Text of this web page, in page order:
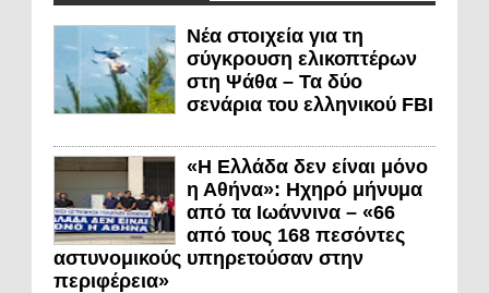
Νέα στοιχεία για τη
σύγκρουση ελικοπτέρων
στη Ψάθα – Τα δύο
σενάρια του ελληνικού FBI
«Η Ελλάδα δεν είναι μόνο
η Αθήνα»: Ηχηρό μήνυμα
από τα Ιωάννινα – «66
από τους 168 πεσόντες
αστυνομικούς υπηρετούσαν στην
περιφέρεια»